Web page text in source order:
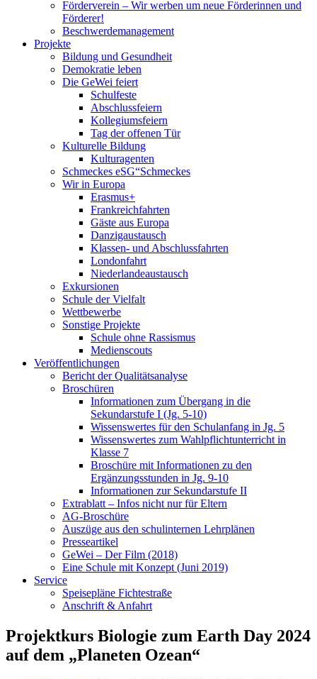
Förderverein – Wir werben um neue Förderinnen und
Förderer!
Beschwerdemanagement
Projekte
Bildung und Gesundheit
Demokratie leben
Die GeWei feiert
Schulfeste
Abschlussfeiern
Kollegiumsfeiern
Tag der offenen Tür
Kulturelle Bildung
Kulturagenten
Schmeckes eSG“Schmeckes
Wir in Europa
Erasmus+
Frankreichfahrten
Gäste aus Europa
Danzigaustausch
Klassen- und Abschlussfahrten
Londonfahrt
Niederlandeaustausch
Exkursionen
Schule der Vielfalt
Wettbewerbe
Sonstige Projekte
Schule ohne Rassismus
Medienscouts
Veröffentlichungen
Bericht der Qualitätsanalyse
Broschüren
Informationen zum Übergang in die
Sekundarstufe I (Jg. 5-10)
Wissenswertes für den Schulanfang in Jg. 5
Wissenswertes zum Wahlpflichtunterricht in
Klasse 7
Broschüre mit Informationen zu den
Ergänzungsstunden in Jg. 9-10
Informationen zur Sekundarstufe II
Extrablatt – Infos nicht nur für Eltern
AG-Broschüre
Auszüge aus den schulinternen Lehrplänen
Presseartikel
GeWei – Der Film (2018)
Eine Schule mit Konzept (Juni 2019)
Service
Speisepläne Fichtestraße
Anschrift & Anfahrt
Projektkurs Biologie zum Earth Day 2024
auf dem „Planeten Ozean“